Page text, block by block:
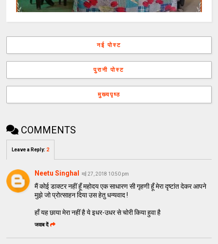
नई पोस्ट
पुरानी पोस्ट
मुख्यपृष्ठ
COMMENTS
Leave a Reply: 2
Neetu Singhal मई 27, 2018 10:50 pm
मैं कोई डाक्टर नहीं हूँ महोदय एक साधारण सी गृहणी हूँ मेरा दृष्टांत देकर आपने
मुझे जो प्रोत्साहन दिया उस हेतु धन्यवाद !
हाँ यह छाया मेरा नहीं है ये इधर-उधर से चोरी किया हुवा है
जवाब दें